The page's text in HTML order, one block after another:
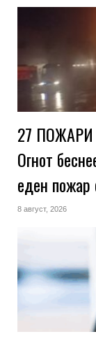
27
Огнот
еден пожар
8 август, 2026